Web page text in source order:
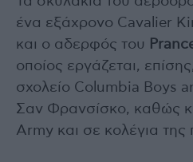
ένα εξάχρονο Cavalier
και ο αδερφός του
οποίος εργάζεται,
σχολείο Columbia Boys
Σαν Φρανσίσκο, καθώς
Army και σε κολέγια της